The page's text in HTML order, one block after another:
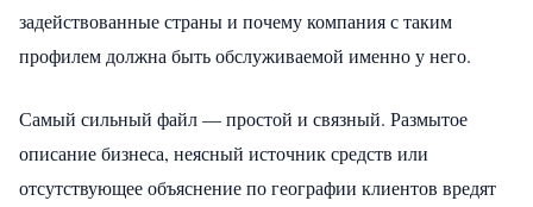
задействованные страны и почему компания с таким
профилем должна быть обслуживаемой именно у него.
Самый сильный файл — простой и связный. Размытое
описание бизнеса, неясный источник средств или
отсутствующее объяснение по географии клиентов вредят